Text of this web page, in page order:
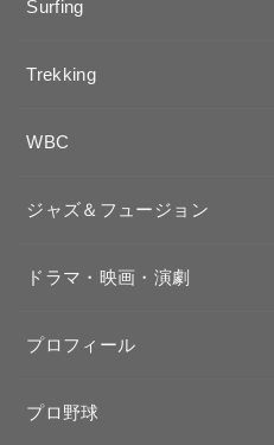
Surfing
Trekking
WBC
ジャズ＆フュージョン
ドラマ・映画・演劇
プロフィール
プロ野球